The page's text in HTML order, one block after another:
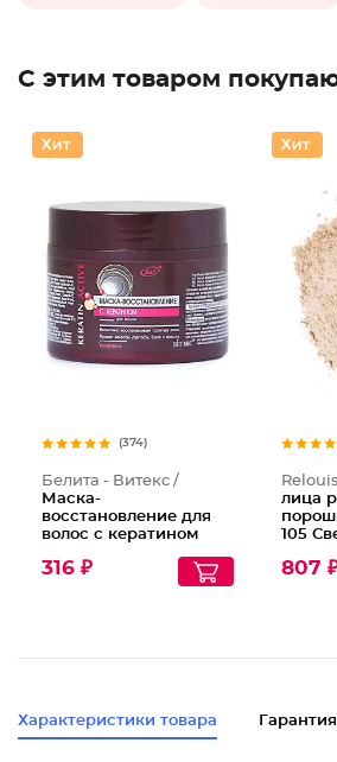
С этим товаром
(374)
Белита - Витекс /
Маска-
восстановление для
волос с кератином
316 ₽
лица
105
807
Характеристики товара